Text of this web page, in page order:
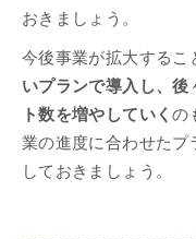
おきましょう。
今後事業が拡大するこ
いプランで導入し、後
ト数を増やしていくの
業の進度に合わせたプ
しておきましょう。